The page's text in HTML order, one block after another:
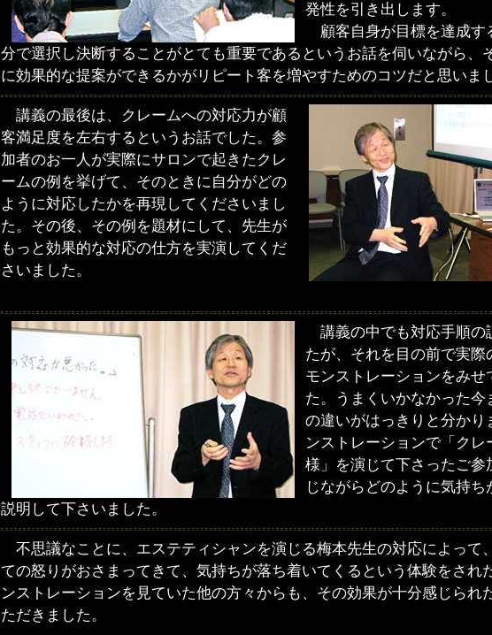
発性を引き出します。
顧客自身が目標を達成す
分で選択し決断することがとても重要であるというお話を伺いながら、
に効果的な提案ができるかがリピート客を増やすためのコツだと思いま
講義の最後は、クレームへの対応力が顧
客満足度を左右するというお話でした。参
加者のお一人が実際にサロンで起きたクレ
ームの例を挙げて、そのときに自分がどの
ように対応したかを再現してくださいまし
た。その後、その例を題材にして、先生が
もっと効果的な対応の仕方を実演してくだ
さいました。
講義の中でも対応手順の
たが、それを目の前で実際
モンストレーションをみせ
た。うまくいかなかった今
の違いがはっきりと分かり
ンストレーションで「クレ
様」を演じて下さったご参
じながらどのように気持ち
説明して下さいました。
不思議なことに、エステティシャンを演じる梅本先生の対応によって
ての怒りがおさまってきて、気持ちが落ち着いてくるという体験をされ
ンストレーションを見ていた他の方々からも、その効果が十分感じられ
ただきました。